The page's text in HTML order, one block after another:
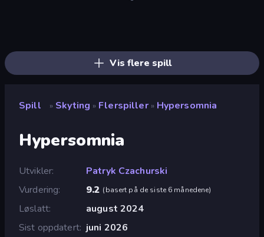
Vis flere spill
Spill » Skyting » Flerspiller » Hypersomnia
Hypersomnia
Utvikler
Patryk Czachurski
Vurdering
9.2 (basert på de siste 6 månedene)
Løslatt
august 2024
Sist oppdatert juni 2026